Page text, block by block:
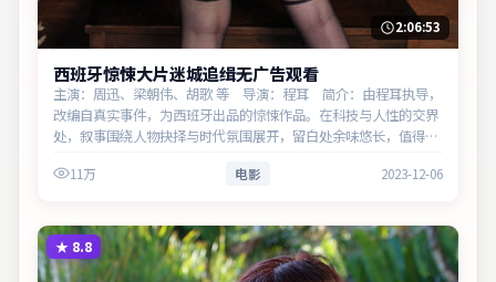
2:06:53
西班牙惊悚大片迷城追缉无广告观看
主演：周迅、梁朝伟、胡歌 等 导演：程耳 简介：由程耳执导，
改编自真实事件，为西班牙出品的惊悚作品。在科技与人性的交界
处，叙事围绕人物抉择与时代氛围展开，留白处余味悠长，值得细
11万 电影 2023-12-06
★ 8.8